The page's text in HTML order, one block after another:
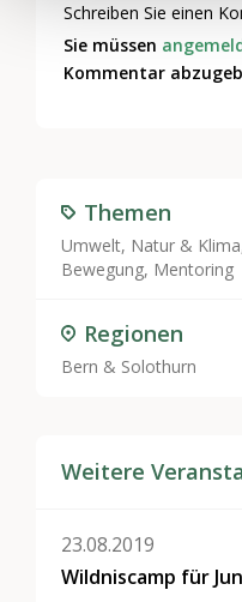
Themen
Umwelt, Natur & Klima
Bewegung, Mentoring
Regionen
Bern & Solothurn
Weitere
23.08.2019
Wildniscamp für
Schreiben Sie einen
Sie müssen
Kommentar